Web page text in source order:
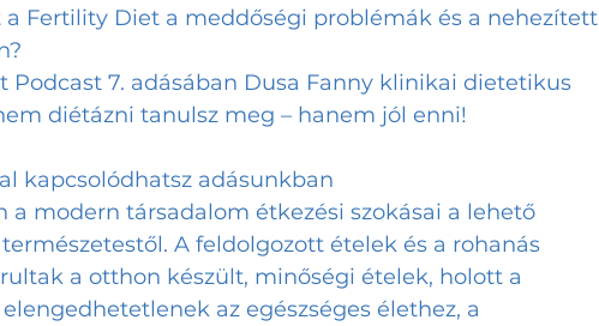
Fertility Diet a meddőségi problémák és a nehezített
Podcast 7. adásában Dusa Fanny klinikai dietetikus
diétázni tanulsz meg – hanem jól enni!
kapcsolódhatsz adásunkban
a modern társadalom étkezési szokásai a lehető
A feldolgozott ételek és a rohanás
a otthon készült, minőségi ételek, holott a
az egészséges élethez, a